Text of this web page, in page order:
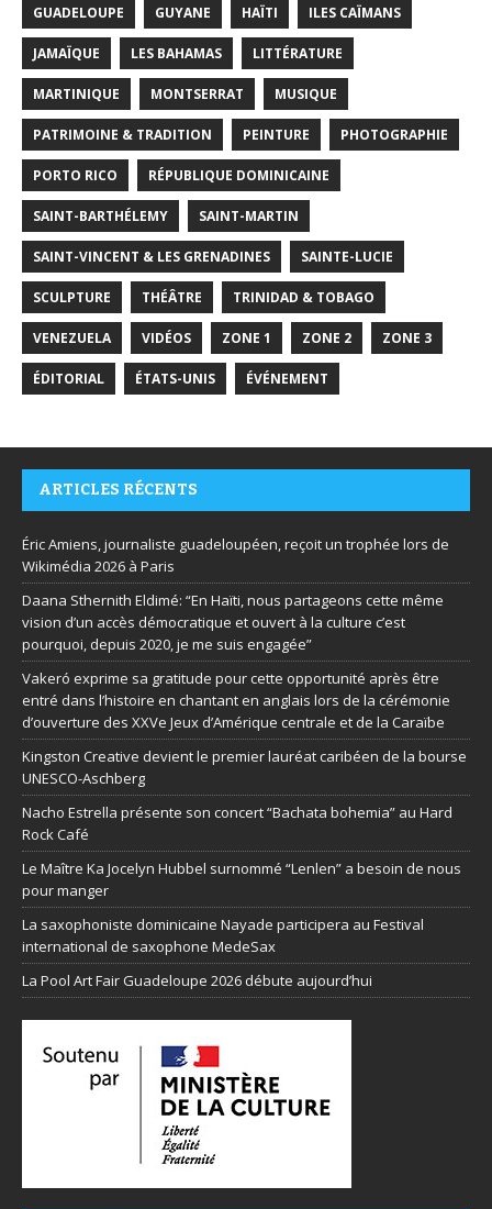
GUADELOUPE GUYANE HAÏTI ILES CAÏMANS
JAMAÏQUE LES BAHAMAS LITTÉRATURE
MARTINIQUE MONTSERRAT MUSIQUE
PATRIMOINE & TRADITION PEINTURE PHOTOGRAPHIE
PORTO RICO RÉPUBLIQUE DOMINICAINE
SAINT-BARTHÉLEMY SAINT-MARTIN
SAINT-VINCENT & LES GRENADINES SAINTE-LUCIE
SCULPTURE THÉÂTRE TRINIDAD & TOBAGO
VENEZUELA VIDÉOS ZONE 1 ZONE 2 ZONE 3
ÉDITORIAL ÉTATS-UNIS ÉVÉNEMENT
ARTICLES RÉCENTS
Éric Amiens, journaliste guadeloupéen, reçoit un trophée lors de
Wikimédia 2026 à Paris
Daana Sthernith Eldimé: “En Haïti, nous partageons cette même
vision d’un accès démocratique et ouvert à la culture c’est
pourquoi, depuis 2020, je me suis engagée”
Vakeró exprime sa gratitude pour cette opportunité après être
entré dans l’histoire en chantant en anglais lors de la cérémonie
d’ouverture des XXVe Jeux d’Amérique centrale et de la Caraïbe
Kingston Creative devient le premier lauréat caribéen de la bourse
UNESCO-Aschberg
Nacho Estrella présente son concert “Bachata bohemia” au Hard
Rock Café
Le Maître Ka Jocelyn Hubbel surnommé “Lenlen” a besoin de nous
pour manger
La saxophoniste dominicaine Nayade participera au Festival
international de saxophone MedeSax
La Pool Art Fair Guadeloupe 2026 débute aujourd’hui